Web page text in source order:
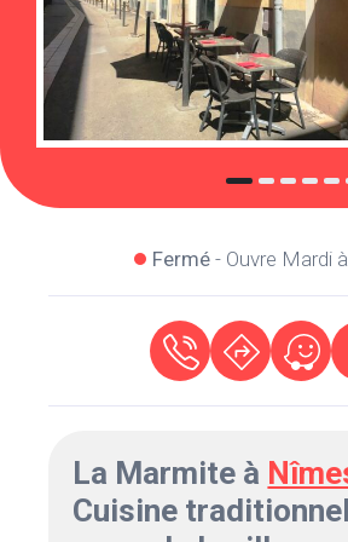
Fermé - Ouvre Mardi
La Marmite à
Cuisine